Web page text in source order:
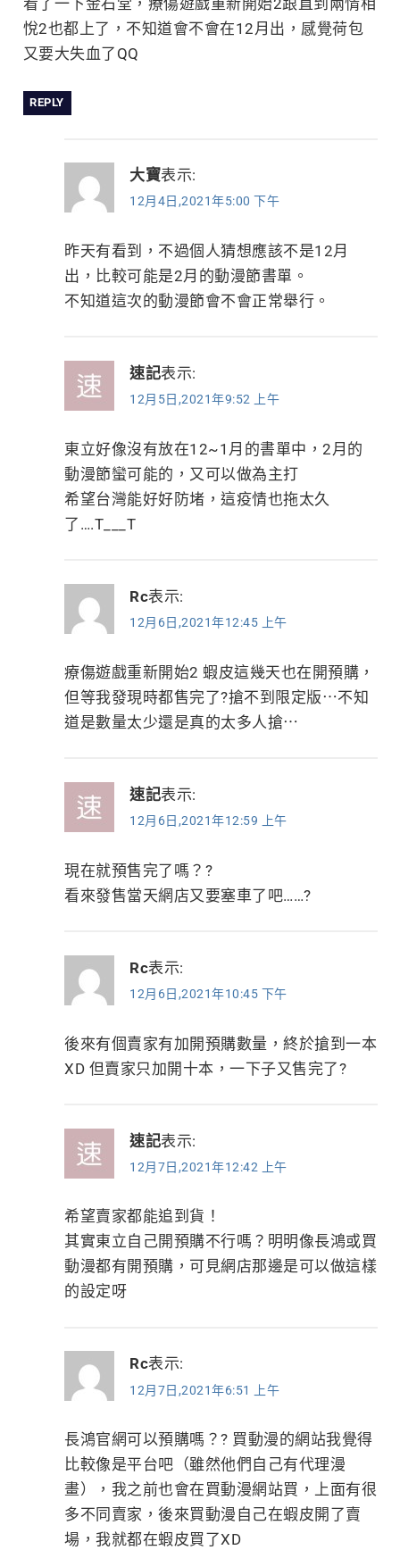
悅2也都上了，不知道會不會在12月出，感覺荷包
又要大失血了QQ
REPLY
大寶表示:
12月4日,2021年5:00 下午
昨天有看到，不過個人猜想應該不是12月
出，比較可能是2月的動漫節書單。
不知道這次的動漫節會不會正常舉行。
速記表示:
12月5日,2021年9:52 上午
東立好像沒有放在12~1月的書單中，2月的
動漫節蠻可能的，又可以做為主打
希望台灣能好好防堵，這疫情也拖太久
了….T___T
Rc表示:
12月6日,2021年12:45 上午
療傷遊戲重新開始2 蝦皮這幾天也在開預購，
但等我發現時都售完了?搶不到限定版⋯不知
道是數量太少還是真的太多人搶⋯
速記表示:
12月6日,2021年12:59 上午
現在就預售完了嗎？?
看來發售當天網店又要塞車了吧……?
Rc表示:
12月6日,2021年10:45 下午
後來有個賣家有加開預購數量，終於搶到一本
XD 但賣家只加開十本，一下子又售完了?
速記表示:
12月7日,2021年12:42 上午
希望賣家都能追到貨！
其實東立自己開預購不行嗎？明明像長鴻或買
動漫都有開預購，可見網店那邊是可以做這樣
的設定呀
Rc表示:
12月7日,2021年6:51 上午
長鴻官網可以預購嗎？? 買動漫的網站我覺得
比較像是平台吧（雖然他們自己有代理漫
畫），我之前也會在買動漫網站買，上面有很
多不同賣家，後來買動漫自己在蝦皮開了賣
場，我就都在蝦皮買了XD